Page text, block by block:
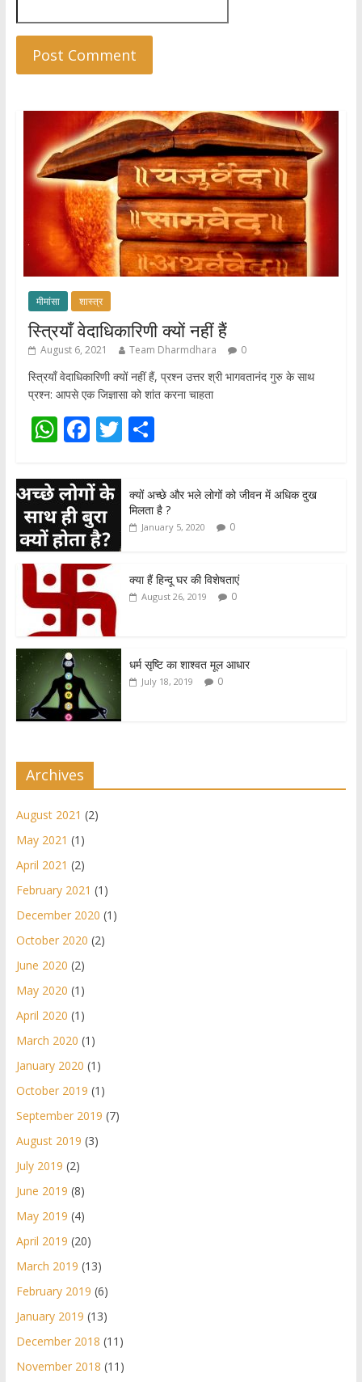
मीमांसा शास्त्र
स्त्रियाँ वेदाधिकारिणी क्यों नहीं हैं
August 6, 2021 Team Dharmdhara 0
स्त्रियाँ वेदाधिकारिणी क्यों नहीं हैं, प्रश्न उत्तर श्री भागवतानंद गुरु के साथ
प्रश्न: आपसे एक जिज्ञासा को शांत करना चाहता
W
at
s
A
p
p
F
e
b
o
o
k
T
itt
er
S
ar
e
क्यों अच्छे और भले लोगों को जीवन में अधिक दुख
मिलता है ?
January 5, 2020 0
क्या हैं हिन्दू घर की विशेषताएं
August 26, 2019 0
धर्म सृष्टि का शाश्वत मूल आधार
July 18, 2019 0
Archives
August 2021 (2)
May 2021 (1)
April 2021 (2)
February 2021 (1)
December 2020 (1)
October 2020 (2)
June 2020 (2)
May 2020 (1)
April 2020 (1)
March 2020 (1)
January 2020 (1)
October 2019 (1)
September 2019 (7)
August 2019 (3)
July 2019 (2)
June 2019 (8)
May 2019 (4)
April 2019 (20)
March 2019 (13)
February 2019 (6)
January 2019 (13)
December 2018 (11)
November 2018 (11)